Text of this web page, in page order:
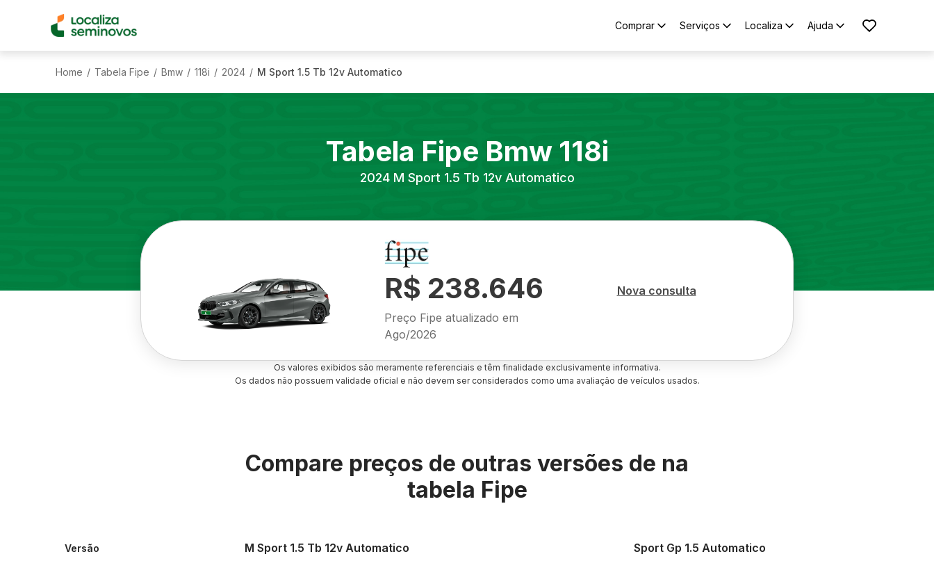
Comprar Serviços Localiza Ajuda
Home / Tabela Fipe / Bmw / 118i / 2024 / M Sport 1.5 Tb 12v Automatico
Tabela Fipe Bmw 118i
2024 M Sport 1.5 Tb 12v Automatico
R$ 238.646
Preço Fipe atualizado em
Ago/2026
Nova consulta
Os valores exibidos são meramente referenciais e têm finalidade exclusivamente informativa.
Os dados não possuem validade oficial e não devem ser considerados como uma avaliação de veículos usados.
Compare preços de outras versões de na
tabela Fipe
Versão M Sport 1.5 Tb 12v Automatico Sport Gp 1.5 Automatico